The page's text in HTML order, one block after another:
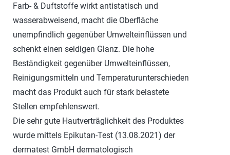
Farb- & Duftstoffe wirkt antistatisch und
wasserabweisend, macht die Oberfläche
unempfindlich gegenüber Umwelteinflüssen und
schenkt einen seidigen Glanz. Die hohe
Beständigkeit gegenüber Umwelteinflüssen,
Reinigungsmitteln und Temperaturunterschieden
macht das Produkt auch für stark belastete
Stellen empfehlenswert.
Die sehr gute Hautverträglichkeit des Produktes
wurde mittels Epikutan-Test (13.08.2021) der
dermatest GmbH dermatologisch